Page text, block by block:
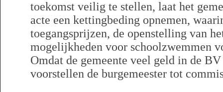
toekomst veilig te stellen, laat het
acte een kettingbeding opnemen,
toegangsprijzen, de openstelling van
mogelijkheden voor schoolzwemmen
Omdat de gemeente veel geld in de
voorstellen de burgemeester tot